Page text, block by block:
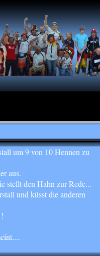
um 9 von 10 Hennen zu
aus.
stellt den Hahn zur Rede...
und küsst die anderen